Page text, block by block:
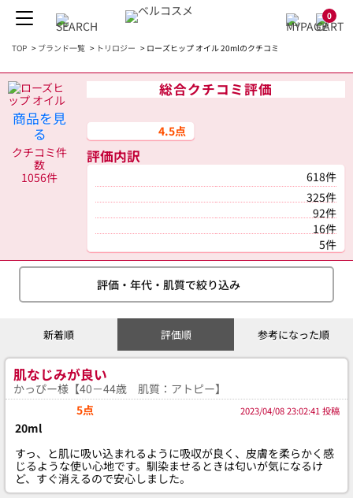
0
TOP > ブランド一覧 > トリロジー > ローズヒップ オイル 20mlのクチコミ
商品を見
る
クチコミ件
数
1056件
総合クチコミ評価
4.5点
評価内訳
618件
325件
92件
16件
5件
評価・年代・肌質で絞り込み
新着順 評価順 参考になった順
肌なじみが良い
かっぴー様【40－44歳 肌質：アトピー】
5点
2023/04/08 23:02:41 投稿
20ml
すっ、と肌に吸い込まれるように吸収が良く、皮膚を柔らかく感
じるような使い心地です。馴染ませるときは匂いが気になるけ
ど、すぐ消えるので安心しました。